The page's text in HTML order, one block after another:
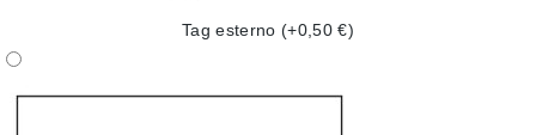
Tag esterno (+0,50 €)